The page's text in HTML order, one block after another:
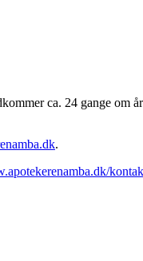
ca. 24 gange om
.